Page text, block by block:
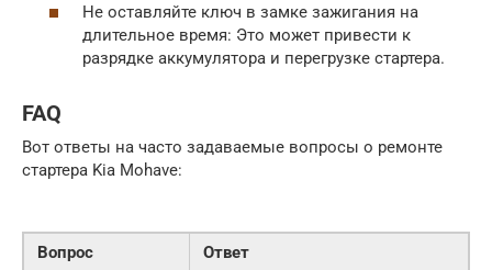
Не оставляйте ключ в замке зажигания на
длительное время: Это может привести к
разрядке аккумулятора и перегрузке стартера.
FAQ
Вот ответы на часто задаваемые вопросы о ремонте
стартера Kia Mohave:
Вопрос Ответ